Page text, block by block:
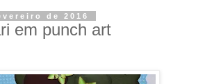
de 2016
em punch art